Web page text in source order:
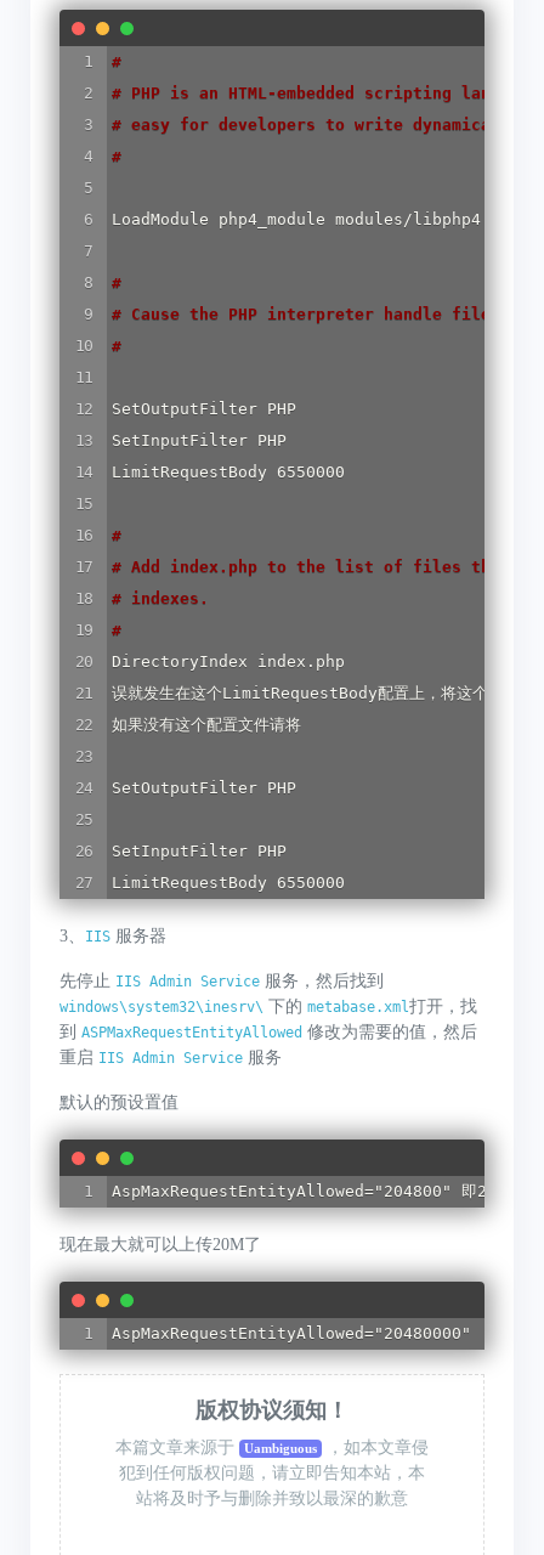
#
# PHP is an HTML-embedded scripting
# easy for developers to write dynamically
#
LoadModule php4_module modules/libphp4.so
#
# Cause the PHP interpreter handle files
#
SetOutputFilter PHP
SetInputFilter PHP
LimitRequestBody 6550000
#
# Add index.php to the list of files that
# indexes.
#
DirectoryIndex index.php
误就发生在这个LimitRequestBody配置上，将这个的值改
如果没有这个配置文件请将
SetOutputFilter PHP
SetInputFilter PHP
LimitRequestBody 6550000
3、 IIS 服务器
先停止 IIS Admin Service 服务，然后找到
windows\system32\inesrv\ 下的 metabase.xml 打开，找
到 ASPMaxRequestEntityAllowed 修改为需要的值，然后
重启 IIS Admin Service 服务
默认的预设置值
AspMaxRequestEntityAllowed="204800" 即200K
现在最大就可以上传20M了
AspMaxRequestEntityAllowed="20480000"
版权协议须知！
本篇文章来源于 Uambiguous
，如本文章侵
犯到任何版权问题，请立即告知本站，本
站将及时予与删除并致以最深的歉意